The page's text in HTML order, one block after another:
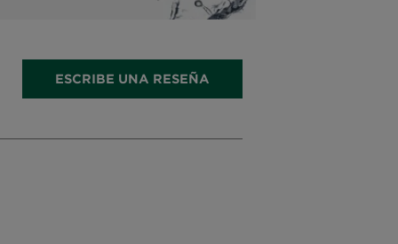
ESCRIBE UNA RESEÑA